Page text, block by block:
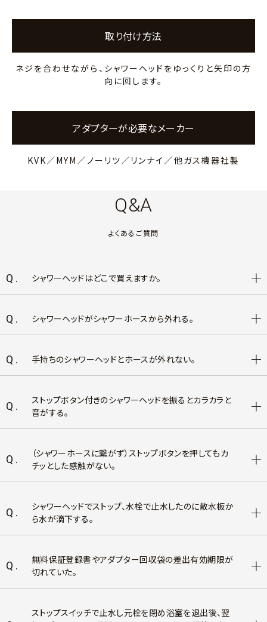
取り付け方法
ネジを合わせながら、シャワーヘッドをゆっくりと矢印の方
向に回します。
アダプターが必要なメーカー
KVK／MYM／ノーリツ／リンナイ／他ガス機器社製
Q&A
よくあるご質問
Q. シャワーヘッドはどこで買えますか。
Q. シャワーヘッドがシャワーホースから外れる。
Q. 手持ちのシャワーヘッドとホースが外れない。
Q.
ストップボタン付きのシャワーヘッドを振るとカラカラと
音がする。
Q.
（シャワーホースに繋がず）ストップボタンを押してもカ
チッとした感触がない。
Q.
シャワーヘッドでストップ、水栓で止水したのに散水板か
ら水が滴下する。
Q.
無料保証登録書やアダプター回収袋の差出有効期限が
切れていた。
ストップスイッチで止水し元栓を閉め浴室を退出後、翌